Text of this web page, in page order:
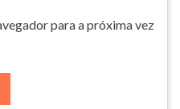
para a próxima vez